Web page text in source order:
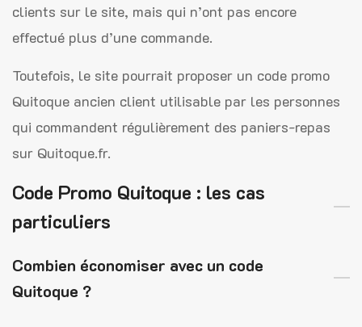
clients sur le site, mais qui n’ont pas encore
effectué plus d’une commande.
Toutefois, le site pourrait proposer un code promo
Quitoque ancien client utilisable par les personnes
qui commandent régulièrement des paniers-repas
sur Quitoque.fr.
Code Promo Quitoque : les cas
particuliers
Combien économiser avec un code
Quitoque ?